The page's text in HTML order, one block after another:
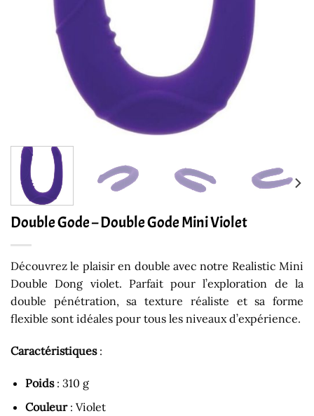
Double Gode – Double Gode Mini Violet
Découvrez le plaisir en double avec notre Realistic Mini
Double Dong violet. Parfait pour l’exploration de la
double pénétration, sa texture réaliste et sa forme
flexible sont idéales pour tous les niveaux d’expérience.
Caractéristiques:
Poids: 310 g
Couleur: Violet